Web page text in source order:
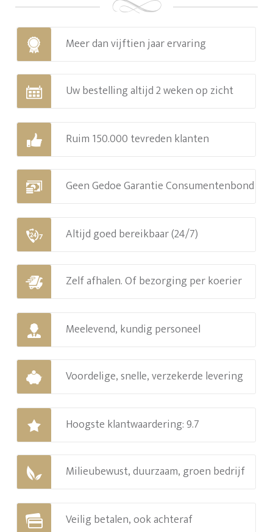
Meer dan vijftien jaar ervaring
Uw bestelling altijd 2 weken op zicht
Ruim 150.000 tevreden klanten
Geen Gedoe Garantie Consumentenbond
Altijd goed bereikbaar (24/7)
Zelf afhalen. Of bezorging per koerier
Meelevend, kundig personeel
Voordelige, snelle, verzekerde levering
Hoogste klantwaardering: 9.7
Milieubewust, duurzaam, groen bedrijf
Veilig betalen, ook achteraf